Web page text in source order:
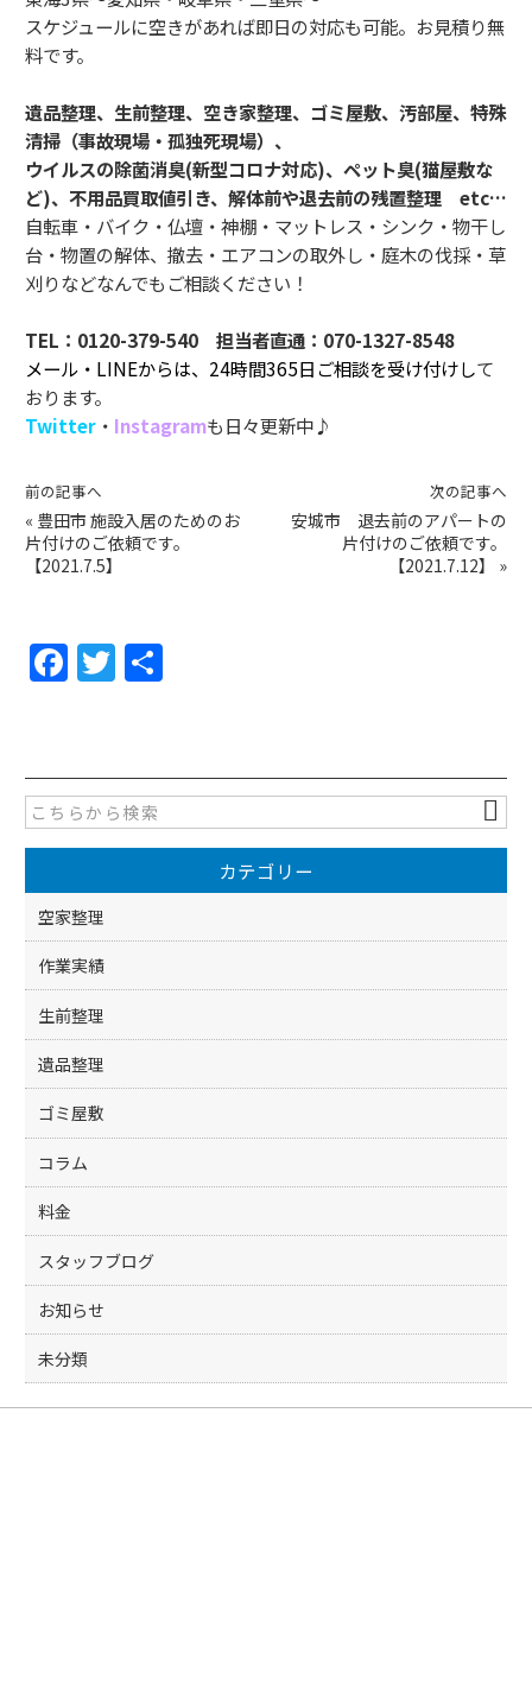
スケジュールに空きがあれば即日の対応も可能。お見積り無
料です。
遺品整理、生前整理、空き家整理、ゴミ屋敷、汚部屋、特殊
清掃（事故現場・孤独死現場）、
ウイルスの除菌消臭(新型コロナ対応)、ペット臭(猫屋敷な
ど)、不用品買取値引き、解体前や退去前の残置整理 etc…
自転車・バイク・仏壇・神棚・マットレス・シンク・物干し
台・物置の解体、撤去・エアコンの取外し・庭木の伐採・草
刈りなどなんでもご相談ください！
TEL：0120-379-540 担当者直通：070-1327-8548
メール・LINEからは、24時間365日ご相談を受け付けして
おります。
Twitter ・ Instagramも日々更新中♪
前の記事へ
« 豊田市 施設入居のためのお
片付けのご依頼です。
【2021.7.5】
次の記事へ
安城市 退去前のアパートの
片付けのご依頼です。
【2021.7.12】
»
F
a
e
b
o
o
k
T
w
er
カテゴリー
空家整理
作業実績
生前整理
遺品整理
ゴミ屋敷
コラム
料金
スタッフブログ
お知らせ
未分類